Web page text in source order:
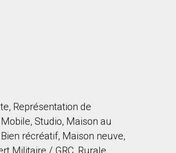
Représentation de
Studio, Maison au
récréatif, Maison neuve,
Militaire / GRC, Rurale,